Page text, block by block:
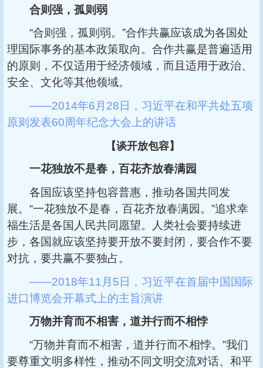
合则强，孤则弱
“合则强，孤则弱。”合作共赢应该成为各国处
理国际事务的基本政策取向。合作共赢是普遍适用
的原则，不仅适用于经济领域，而且适用于政治、
安全、文化等其他领域。
——2014年6月28日，习近平在和平共处五项
原则发表60周年纪念大会上的讲话
【谈开放包容】
一花独放不是春，百花齐放春满园
各国应该坚持包容普惠，推动各国共同发
展。“一花独放不是春，百花齐放春满园。”追求幸
福生活是各国人民共同愿望。人类社会要持续进
步，各国就应该坚持要开放不要封闭，要合作不要
对抗，要共赢不要独占。
——2018年11月5日，习近平在首届中国国际
进口博览会开幕式上的主旨演讲
万物并育而不相害，道并行而不相悖
“万物并育而不相害，道并行而不相悖。”我们
要尊重文明多样性，推动不同文明交流对话、和平